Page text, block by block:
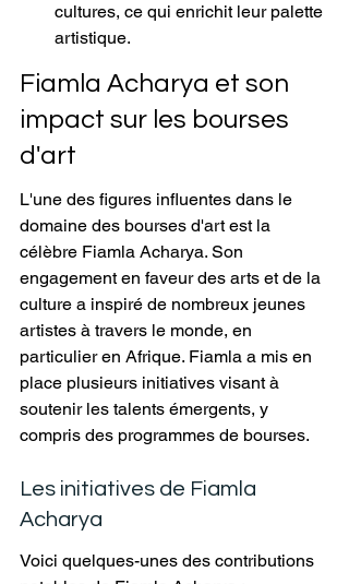
cultures, ce qui enrichit leur palette
artistique.
Fiamla Acharya et son
impact sur les bourses
d'art
L'une des figures influentes dans le
domaine des bourses d'art est la
célèbre Fiamla Acharya. Son
engagement en faveur des arts et de la
culture a inspiré de nombreux jeunes
artistes à travers le monde, en
particulier en Afrique. Fiamla a mis en
place plusieurs initiatives visant à
soutenir les talents émergents, y
compris des programmes de bourses.
Les initiatives de Fiamla
Acharya
Voici quelques-unes des contributions